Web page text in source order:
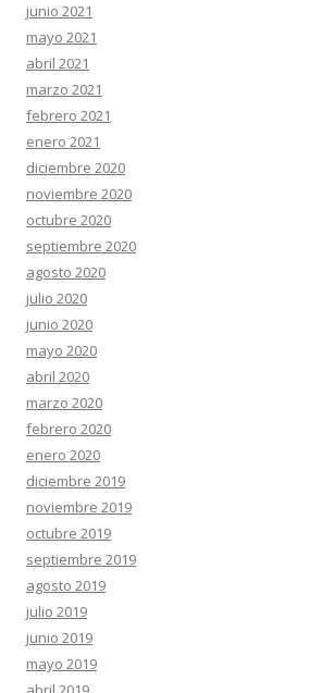
junio 2021
mayo 2021
abril 2021
marzo 2021
febrero 2021
enero 2021
diciembre 2020
noviembre 2020
octubre 2020
septiembre 2020
agosto 2020
julio 2020
junio 2020
mayo 2020
abril 2020
marzo 2020
febrero 2020
enero 2020
diciembre 2019
noviembre 2019
octubre 2019
septiembre 2019
agosto 2019
julio 2019
junio 2019
mayo 2019